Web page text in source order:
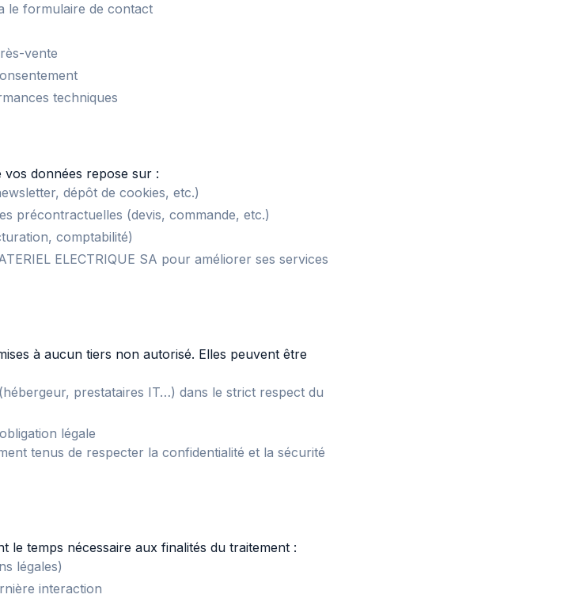
le formulaire de contact
vente
techniques
données repose sur :
dépôt de cookies, etc.)
précontractuelles (devis, commande, etc.)
comptabilité)
ELECTRIQUE SA pour améliorer ses services
à aucun tiers non autorisé. Elles peuvent être
prestataires IT…) dans le strict respect du
légale
tenus de respecter la confidentialité et la sécurité
le temps nécessaire aux finalités du traitement :
légales)
interaction